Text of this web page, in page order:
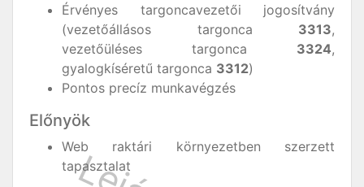
Érvényes targoncavezetői jogosítvány
(vezetőállásos targonca 3313,
vezetőüléses targonca 3324,
gyalogkíséretű targonca 3312)
Pontos precíz munkavégzés
Előnyök
Web raktári környezetben szerzett
tapasztalat